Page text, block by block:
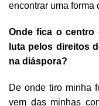
encontrar uma forma
Onde fica o centro
luta pelos direitos
na diáspora?
De onde tiro minha
vem das minhas